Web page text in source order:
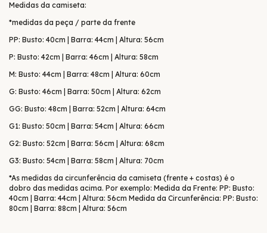
Medidas da camiseta:
*medidas da peça / parte da frente
PP: Busto: 40cm | Barra: 44cm | Altura: 56cm
P: Busto: 42cm | Barra: 46cm | Altura: 58cm
M: Busto: 44cm | Barra: 48cm | Altura: 60cm
G: Busto: 46cm | Barra: 50cm | Altura: 62cm
GG: Busto: 48cm | Barra: 52cm | Altura: 64cm
G1: Busto: 50cm | Barra: 54cm | Altura: 66cm
G2: Busto: 52cm | Barra: 56cm | Altura: 68cm
G3: Busto: 54cm | Barra: 58cm | Altura: 70cm
*As medidas da circunferência da camiseta (frente + costas) é o
dobro das medidas acima. Por exemplo: Medida da Frente: PP: Busto:
40cm | Barra: 44cm | Altura: 56cm Medida da Circunferência: PP: Busto:
80cm | Barra: 88cm | Altura: 56cm